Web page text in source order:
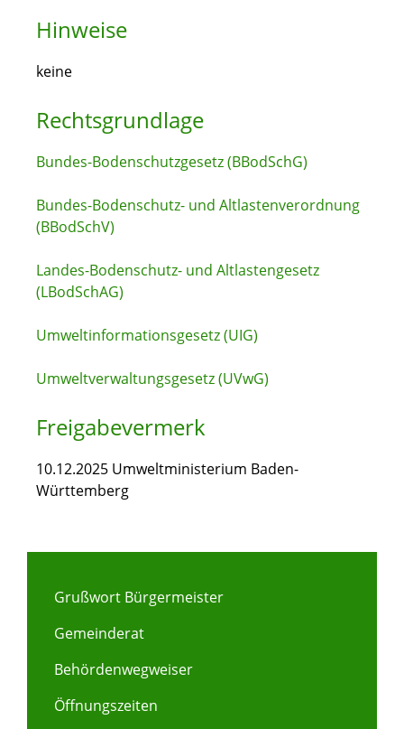
Hinweise
keine
Rechtsgrundlage
Bundes-Bodenschutzgesetz (BBodSchG)
Bundes-Bodenschutz- und Altlastenverordnung
(BBodSchV)
Landes-Bodenschutz- und Altlastengesetz
(LBodSchAG)
Umweltinformationsgesetz (UIG)
Umweltverwaltungsgesetz (UVwG)
Freigabevermerk
10.12.2025 Umweltministerium Baden-
Württemberg
Grußwort Bürgermeister
Gemeinderat
Behördenwegweiser
Öffnungszeiten